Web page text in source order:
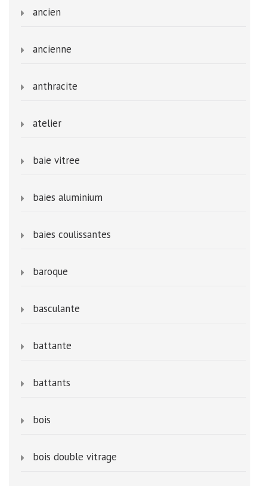
ancien
ancienne
anthracite
atelier
baie vitree
baies aluminium
baies coulissantes
baroque
basculante
battante
battants
bois
bois double vitrage